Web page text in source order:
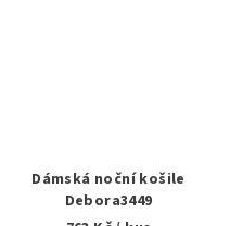
Dámská noční košile
Debora3449